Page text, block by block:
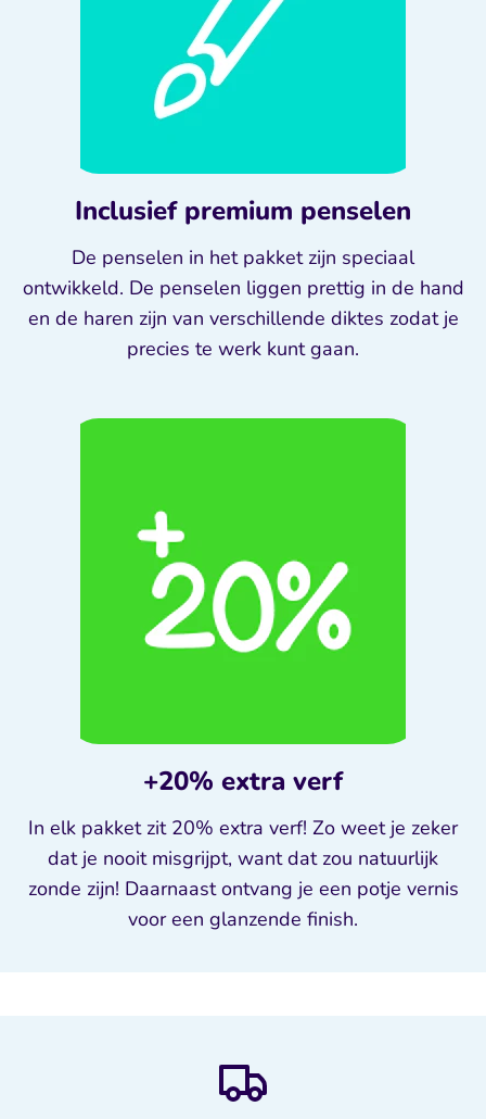
Inclusief premium penselen
De penselen in het pakket zijn speciaal
ontwikkeld. De penselen liggen prettig in de hand
en de haren zijn van verschillende diktes zodat je
precies te werk kunt gaan.
+20% extra verf
In elk pakket zit 20% extra verf! Zo weet je zeker
dat je nooit misgrijpt, want dat zou natuurlijk
zonde zijn! Daarnaast ontvang je een potje vernis
voor een glanzende finish.